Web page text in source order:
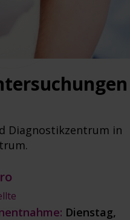
Diagnostikzentrum in
Dienstag,